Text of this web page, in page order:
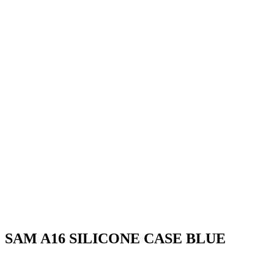
SAM A16 SILICONE CASE BLUE